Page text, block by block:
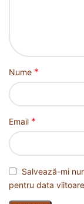
Nume *
Email *
Salvează-mi
pentru data